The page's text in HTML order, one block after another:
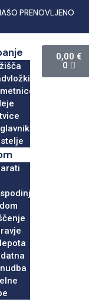
PRENOVLJENO
0,00€
0